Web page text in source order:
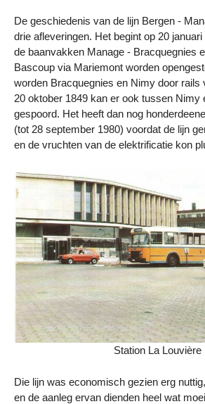
De geschiedenis van de lijn Bergen -
drie afleveringen. Het begint op 20
de baanvakken Manage - Bracquegnies
Bascoup via Mariemont worden
worden Bracquegnies en Nimy door rails
20 oktober 1849 kan er ook tussen Nimy
gespoord. Het heeft dan nog
(tot 28 september 1980) voordat de lijn
en de vruchten van de elektrificatie kon
Station La Louvière
Die lijn was economisch gezien erg
en de aanleg ervan dienden heel wat